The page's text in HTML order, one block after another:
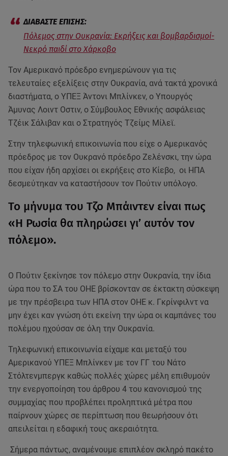
Πόλεμος στην Ουκρανία: Εκρήξεις και βομβαρδισμοί-
Νεκρό παιδί στο Χάρκοβο
Τον Αμερικανό πρόεδρο ενημερώνουν για τις
τελευταίες εξελίξεις στην Ουκρανία, ανά τακτά χρονικά
διαστήματα, o ΥΠΕΞ Άντονι Μπλίνκεν, ο Υπουργός
Άμυνας Λοιντ Οστιν, ο Σύμβουλος Εθνικής ασφάλειας
Τζέικ Σάλιβαν και ο Στρατηγός Τζείμς Μίλεϊ.
Στην τηλεφωνική επικοινωνία που είχε ο Αμερικανός
πρόεδρος με τον Ουκρανό πρόεδρο Ζελένσκι, την ώρα
που είχαν ήδη αρχίσει οι εκρήξεις στο Κίεβο, οι ΗΠΑ
δεσμεύτηκαν να καταστήσουν τον Πούτιν υπόλογο.
Το μήνυμα του Τζο Μπάιντεν είναι πως
«Η Ρωσία θα πληρώσει γι’ αυτόν τον
πόλεμο».
Ο Πούτιν ξεκίνησε τον πόλεμο στην Ουκρανία, την ίδια
ώρα που το ΣΑ του ΟΗΕ βρίσκονταν σε έκτακτη σύσκεψη
με την πρέσβειρα των ΗΠΑ στον ΟΗΕ κ. Γκρίνφιλντ να
μην έχει καν γνώση ότι εκείνη την ώρα οι καμπάνες του
πολέμου ηχούσαν σε όλη την Ουκρανία.
Τηλεφωνική επικοινωνία είχαμε και μεταξύ του
Αμερικανού ΥΠΕΞ Μπλίνκεν με τον ΓΓ του Νάτο
Στόλτενμπεργκ καθώς πολλές χώρες μέλη επιθυμούν
την ενεργοποίηση του άρθρου 4 του κανονισμού της
συμμαχίας που προβλέπει προληπτικά μέτρα που
παίρνουν χώρες σε περίπτωση που θεωρήσουν ότι
απειλείται η εδαφική τους ακεραιότητα.
Σήμερα πάντως, αναμένουμε επιπλέον σκληρό πακέτο